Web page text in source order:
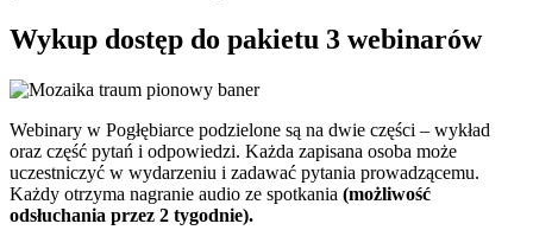
Wykup dostęp do pakietu 3 webinarów
Webinary w Pogłębiarce podzielone są na dwie części – wykład
oraz część pytań i odpowiedzi. Każda zapisana osoba może
uczestniczyć w wydarzeniu i zadawać pytania prowadzącemu.
Każdy otrzyma nagranie audio ze spotkania (możliwość
odsłuchania przez 2 tygodnie).